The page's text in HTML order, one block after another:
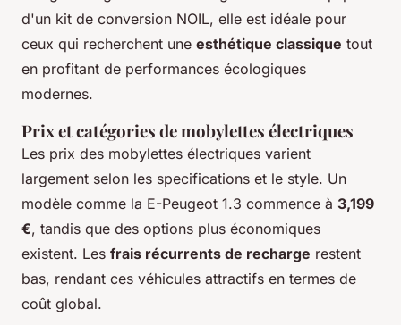
d'un kit de conversion NOIL, elle est idéale pour
ceux qui recherchent une esthétique classique tout
en profitant de performances écologiques
modernes.
Prix et catégories de mobylettes électriques
Les prix des mobylettes électriques varient
largement selon les specifications et le style. Un
modèle comme la E-Peugeot 1.3 commence à 3,199
€, tandis que des options plus économiques
existent. Les frais récurrents de recharge restent
bas, rendant ces véhicules attractifs en termes de
coût global.